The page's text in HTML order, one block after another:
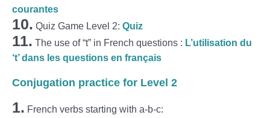
courantes
10. Quiz Game Level 2: Quiz
11. The use of “t” in French questions : L’utilisation du
‘t’ dans les questions en français
Conjugation practice for Level 2
1. French verbs starting with a-b-c: